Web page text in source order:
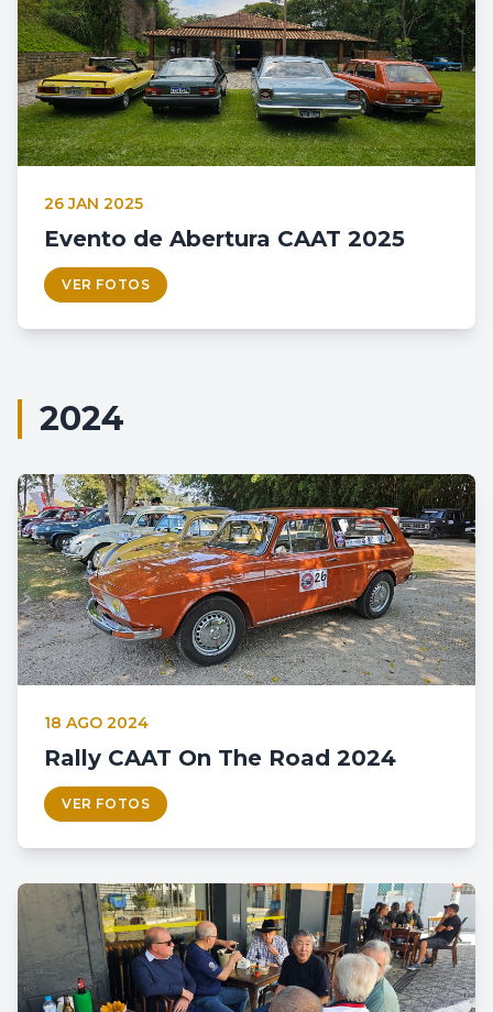
26 JAN 2025
Evento de Abertura CAAT 2025
VER FOTOS
2024
18 AGO 2024
Rally CAAT On The Road 2024
VER FOTOS